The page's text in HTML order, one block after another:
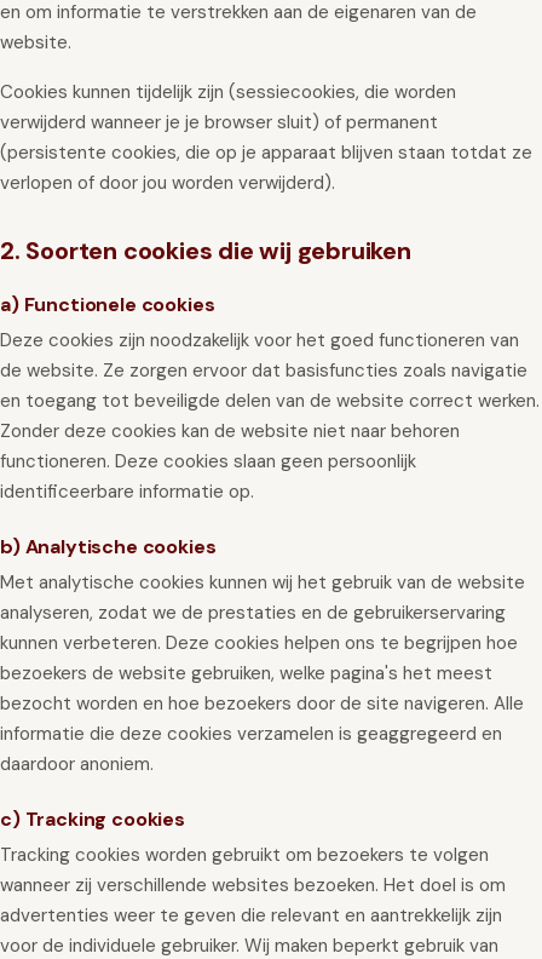
GIFT INSCHRIJVEN
en om informatie te verstrekken aan de eigenaren van de
website.
Cookies kunnen tijdelijk zijn (sessiecookies, die worden
verwijderd wanneer je je browser sluit) of permanent
(persistente cookies, die op je apparaat blijven staan totdat ze
verlopen of door jou worden verwijderd).
2. Soorten cookies die wij gebruiken
a) Functionele cookies
Deze cookies zijn noodzakelijk voor het goed functioneren van
de website. Ze zorgen ervoor dat basisfuncties zoals navigatie
en toegang tot beveiligde delen van de website correct werken.
Zonder deze cookies kan de website niet naar behoren
functioneren. Deze cookies slaan geen persoonlijk
identificeerbare informatie op.
b) Analytische cookies
Met analytische cookies kunnen wij het gebruik van de website
analyseren, zodat we de prestaties en de gebruikerservaring
kunnen verbeteren. Deze cookies helpen ons te begrijpen hoe
bezoekers de website gebruiken, welke pagina's het meest
bezocht worden en hoe bezoekers door de site navigeren. Alle
informatie die deze cookies verzamelen is geaggregeerd en
daardoor anoniem.
c) Tracking cookies
Tracking cookies worden gebruikt om bezoekers te volgen
wanneer zij verschillende websites bezoeken. Het doel is om
advertenties weer te geven die relevant en aantrekkelijk zijn
voor de individuele gebruiker. Wij maken beperkt gebruik van